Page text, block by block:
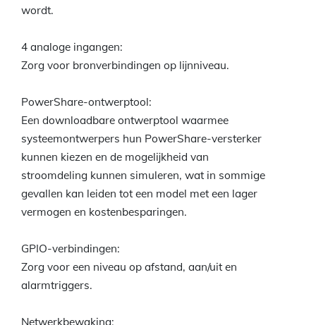
wordt.
4 analoge ingangen:
Zorg voor bronverbindingen op lijnniveau.
PowerShare-ontwerptool:
Een downloadbare ontwerptool waarmee
systeemontwerpers hun PowerShare-versterker
kunnen kiezen en de mogelijkheid van
stroomdeling kunnen simuleren, wat in sommige
gevallen kan leiden tot een model met een lager
vermogen en kostenbesparingen.
GPIO-verbindingen:
Zorg voor een niveau op afstand, aan/uit en
alarmtriggers.
Netwerkbewaking: